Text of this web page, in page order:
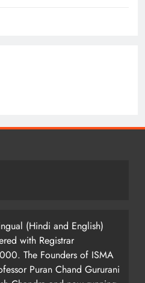
(Hindi and English)
with Registrar
The Founders of ISMA
Puran Chand Gururani